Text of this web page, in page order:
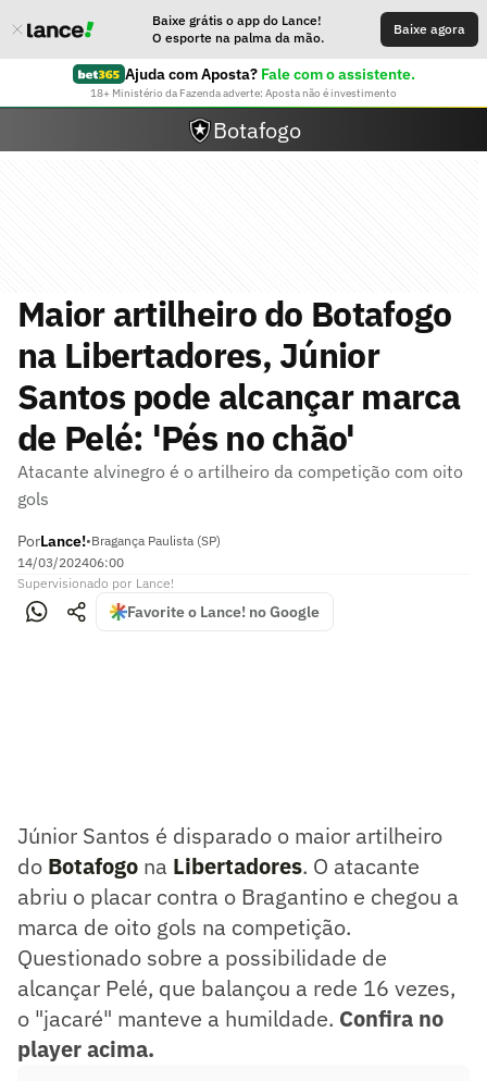
Baixe grátis o app do Lance!
O esporte na palma da mão.
Baixe agora
Ajuda com Aposta? Fale com o assistente.
18+ Ministério da Fazenda adverte: Aposta não é investimento
Botafogo
Maior artilheiro do Botafogo
na Libertadores, Júnior
Santos pode alcançar marca
de Pelé: 'Pés no chão'
Atacante alvinegro é o artilheiro da competição com oito
gols
PorLance!•Bragança Paulista (SP)
14/03/202406:00
Supervisionado por Lance!
Favorite o Lance! no Google
Júnior Santos é disparado o maior artilheiro
do Botafogo na Libertadores. O atacante
abriu o placar contra o Bragantino e chegou a
marca de oito gols na competição.
Questionado sobre a possibilidade de
alcançar Pelé, que balançou a rede 16 vezes,
o "jacaré" manteve a humildade. Confira no
player acima.